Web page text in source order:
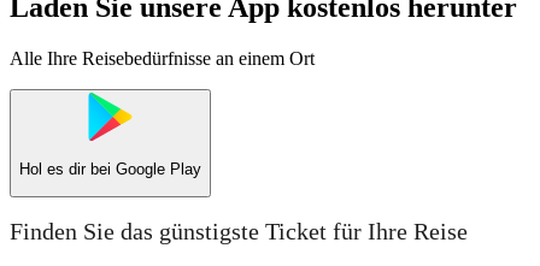
Laden Sie unsere App kostenlos herunter
Alle Ihre Reisebedürfnisse an einem Ort
Hol es dir bei Google Play
Finden Sie das günstigste Ticket für Ihre Reise